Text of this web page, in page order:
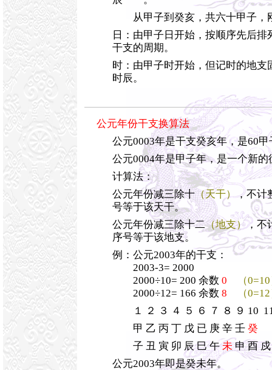
从甲子到癸亥，共六十甲子，
日：由甲子日开始，按顺序先后
干支的周期。
时：由甲子时开始，但记时的地支
时辰。
公元年份干支换算法
公元0003年是干支癸亥年，是60
公元0004年是甲子年，是一个新的
计算法：
公元年份减三除十（天干） ，不计
号等于该天干。
公元年份减三除十二（地支），不
序号等于该地支。
例：公元2003年的干支：
2003-3= 2000
2000÷10= 200 余数 0
（
2000÷12= 166 余数 8
（
１ ２ ３ ４ ５ ６ ７ ８ ９ 10
甲 乙 丙 丁 戊 已 庚 辛 壬 癸
子 丑 寅 卯 辰 巳 午 未 申 酉
公元2003年即是癸未年。